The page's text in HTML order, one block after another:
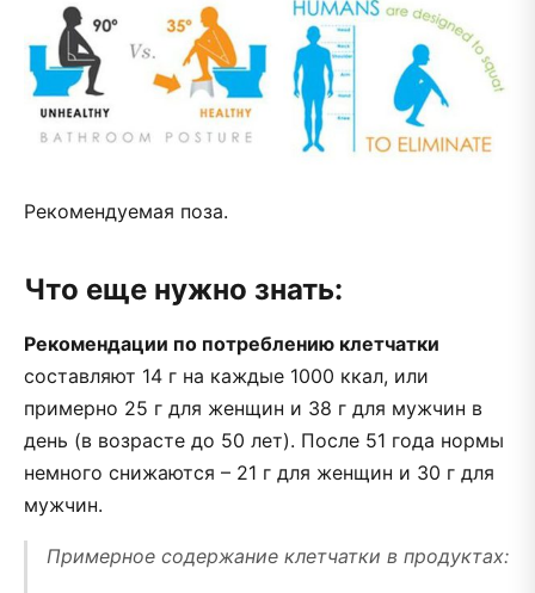
Рекомендуемая поза.
Что еще нужно знать:
Рекомендации по потреблению клетчатки
составляют 14 г на каждые 1000 ккал, или
примерно 25 г для женщин и 38 г для мужчин в
день (в возрасте до 50 лет). После 51 года нормы
немного снижаются – 21 г для женщин и 30 г для
мужчин.
Примерное содержание клетчатки в продуктах: